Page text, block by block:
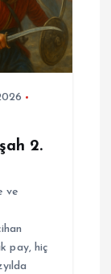
2.
ve
pay, hiç